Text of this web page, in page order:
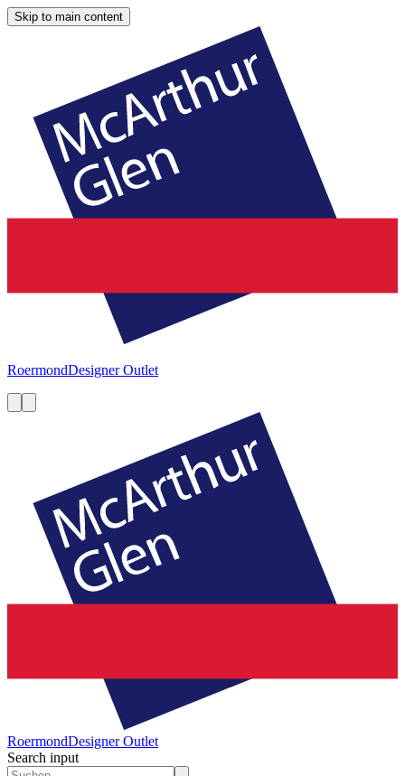
Skip to main content
RoermondDesigner Outlet
RoermondDesigner Outlet
Search input